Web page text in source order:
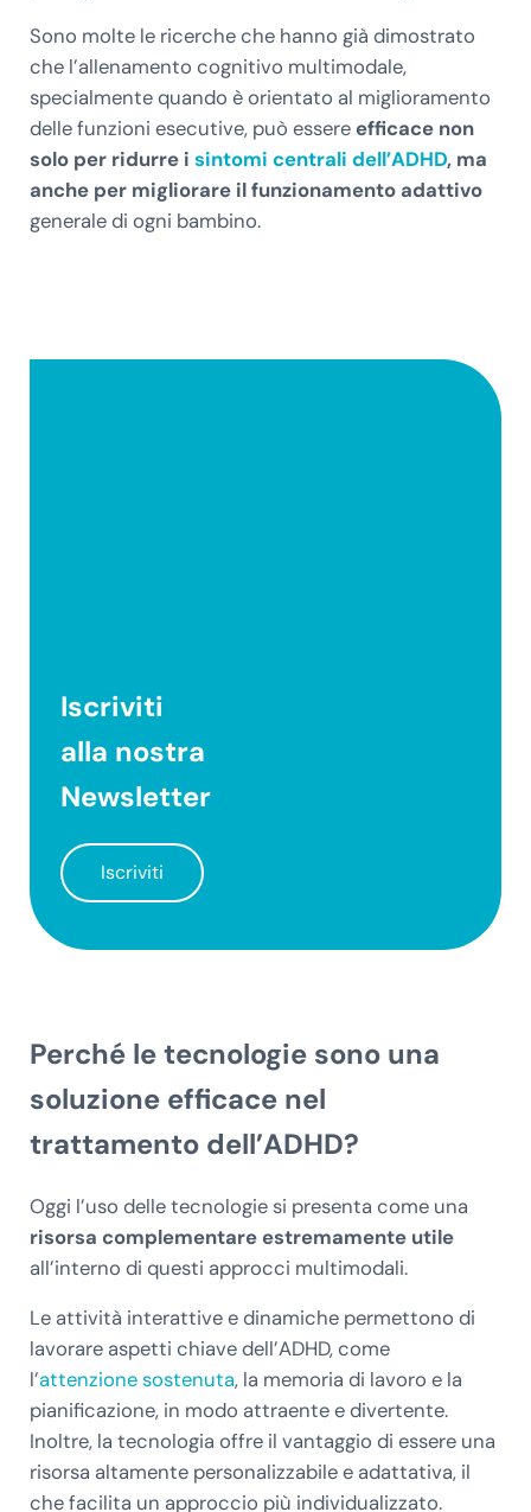
Sono molte le ricerche che hanno già dimostrato
che l’allenamento cognitivo multimodale,
specialmente quando è orientato al miglioramento
delle funzioni esecutive, può essere efficace non
solo per ridurre i sintomi centrali dell’ADHD, ma
anche per migliorare il funzionamento adattivo
generale di ogni bambino.
Iscriviti
alla nostra
Newsletter
Iscriviti
Perché le tecnologie sono una
soluzione efficace nel
trattamento dell’ADHD?
Oggi l’uso delle tecnologie si presenta come una
risorsa complementare estremamente utile
all’interno di questi approcci multimodali.
Le attività interattive e dinamiche permettono di
lavorare aspetti chiave dell’ADHD, come
l’attenzione sostenuta, la memoria di lavoro e la
pianificazione, in modo attraente e divertente.
Inoltre, la tecnologia offre il vantaggio di essere una
risorsa altamente personalizzabile e adattativa, il
che facilita un approccio più individualizzato.